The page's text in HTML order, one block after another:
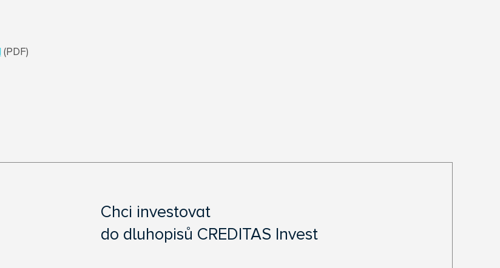
(PDF)
Chci investovat
do dluhopisů CREDITAS Invest